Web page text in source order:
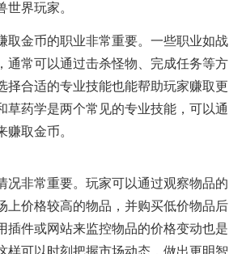
世界玩家。
取金币的职业非常重要。一些职业如战
通常可以通过击杀怪物、完成任务等方
择合适的专业技能也能帮助玩家赚取更
草药学是两个常见的专业技能，可以通
赚取金币。
况非常重要。玩家可以通过观察物品的
上价格较高的物品，并购买低价物品后
插件或网站来监控物品的价格变动也是
样可以时刻把握市场动态，做出更明智